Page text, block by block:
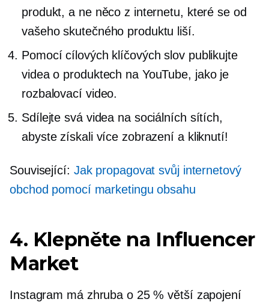
produkt, a ne něco z internetu, které se od
vašeho skutečného produktu liší.
Pomocí cílových klíčových slov publikujte
videa o produktech na YouTube, jako je
rozbalovací video.
Sdílejte svá videa na sociálních sítích,
abyste získali více zobrazení a kliknutí!
Související: Jak propagovat svůj internetový
obchod pomocí marketingu obsahu
4. Klepněte na Influencer
Market
Instagram má zhruba o 25 % větší zapojení